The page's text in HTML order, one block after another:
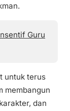
Guru
untuk terus
membangun
dan